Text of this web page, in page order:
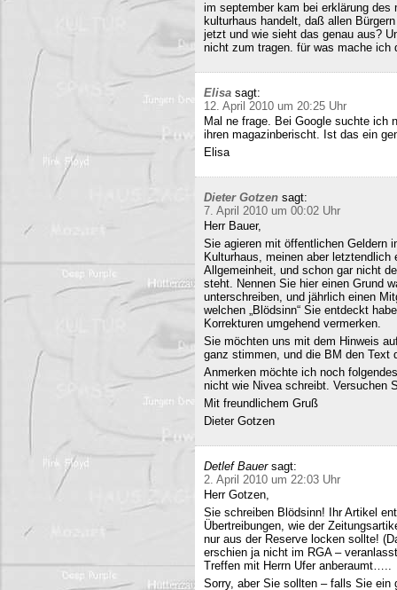
im september kam bei erklärung
kulturhaus handelt, daß allen
jetzt und wie sieht das genau aus?
nicht zum tragen. für was mache ich
Elisa sagt:
12. April 2010 um 20:25 Uhr
Mal ne frage. Bei Google suchte ich
ihren magazinberischt. Ist das ein
Elisa
Dieter Gotzen sagt:
7. April 2010 um 00:02 Uhr
Herr Bauer,
Sie agieren mit öffentlichen Geldern
Kulturhaus, meinen aber
Allgemeinheit, und schon gar nicht
steht. Nennen Sie hier einen Grund
unterschreiben, und jährlich einen
welchen „Blödsinn“ Sie entdeckt
Korrekturen umgehend vermerken.
Sie möchten uns mit dem Hinweis
ganz stimmen, und die BM den Text
Anmerken möchte ich noch
nicht wie Nivea schreibt. Versuchen
Mit freundlichem Gruß
Dieter Gotzen
Detlef Bauer sagt:
2. April 2010 um 22:03 Uhr
Herr Gotzen,
Sie schreiben Blödsinn! Ihr Artikel
Übertreibungen, wie der
nur aus der Reserve locken sollte!
erschien ja nicht im RGA –
Treffen mit Herrn Ufer anberaumt…..
Sorry, aber Sie sollten – falls Sie ein